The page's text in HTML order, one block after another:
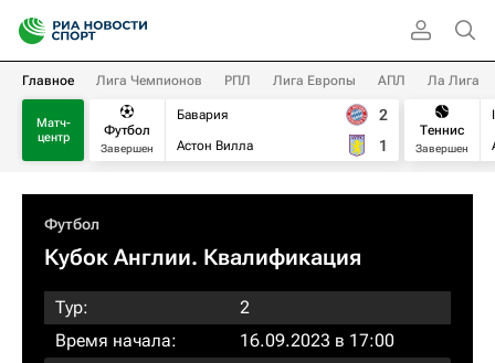
Главное Лига Чемпионов РПЛ Лига Европы АПЛ Ла Лига
Матч-
центр
Футбол
Завершен
Бавария
Астон Вилла
2
1
Теннис
Завершен
Футбол
Кубок Англии. Квалификация
Тур:
2
Время начала:
16.09.2023 в 17:00